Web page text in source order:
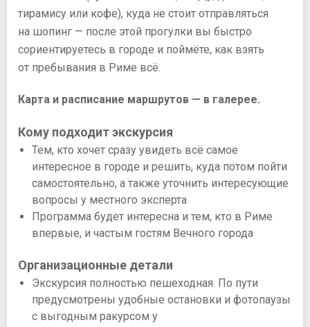
тирамису или кофе), куда не стоит отправляться
на шопинг — после этой прогулки вы быстро
сориентируетесь в городе и поймёте, как взять
от пребывания в Риме всё.
Карта и расписание маршрутов — в галерее.
Кому подходит экскурсия
Тем, кто хочет сразу увидеть всё самое
интересное в городе и решить, куда потом пойти
самостоятельно, а также уточнить интересующие
вопросы у местного эксперта
Программа будет интересна и тем, кто в Риме
впервые, и частым гостям Вечного города
Организационные детали
Экскурсия полностью пешеходная. По пути
предусмотрены удобные остановки и фотопаузы
с выгодным ракурсом у